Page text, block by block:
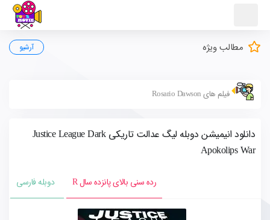
مطالب ویژه آرشیو
فیلم های Rosario Dawson
دانلود انیمیشن دوبله لیگ عدالت تاریکی Justice League Dark
Apokolips War
رده سنی بالای پانزده سال R دوبله فارسی